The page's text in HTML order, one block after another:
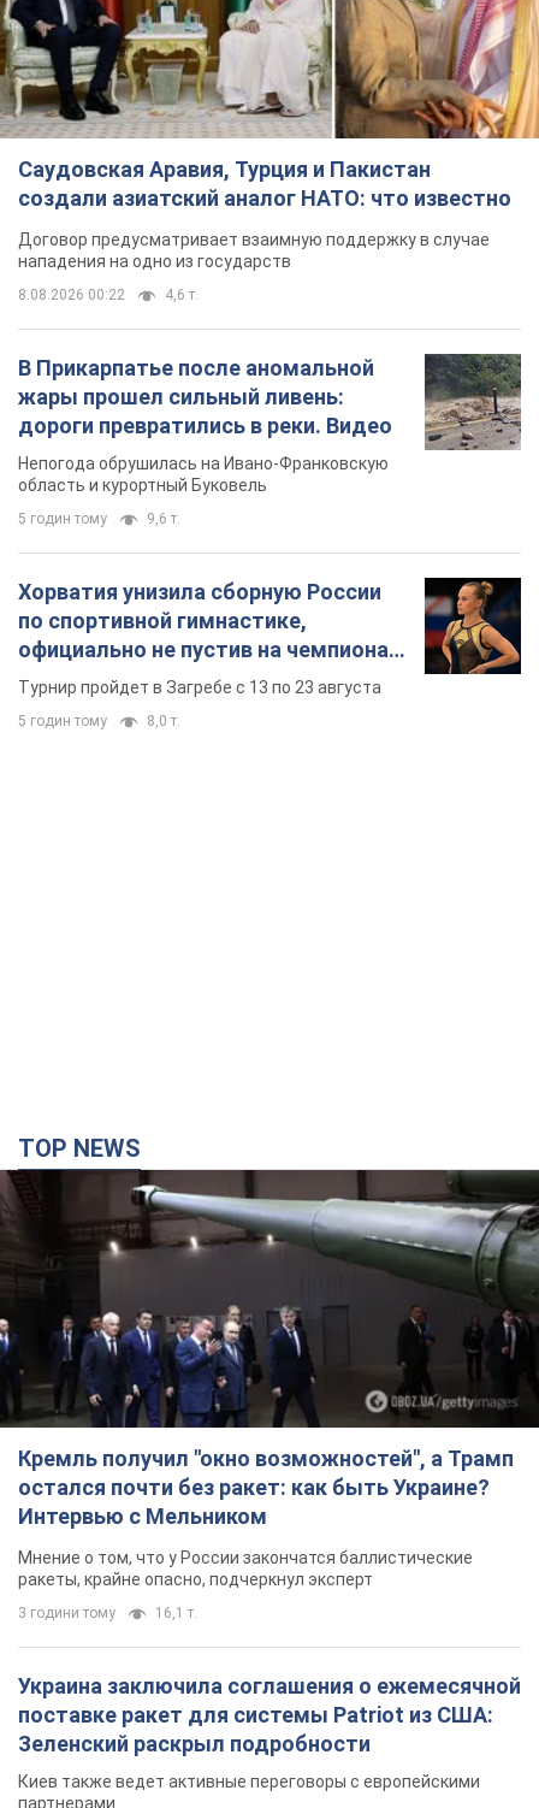
дороги превратились в реки. Видео
Непогода обрушилась на Ивано-Франковскую
область и курортный Буковель
5 годин тому 9,6 т.
Хорватия унизила сборную России
по спортивной гимнастике,
официально не пустив на чемпионат
Европы основных спортсменов
Турнир пройдет в Загребе с 13 по 23 августа
TOP NEWS
Мнение о том, что у России закончатся баллистические
ракеты, крайне опасно, подчеркнул эксперт
3 години тому 16,1 т.
Украина заключила соглашения о ежемесячной
поставке ракет для системы Patriot из США:
Зеленский раскрыл подробности
Киев также ведет активные переговоры с европейскими
партнерами
29 хвилин тому 543
В Германии фиксировали дроны над базой, где
ремонтируют системы Patriot – Tagesschau
Служба охраны зафиксировала шесть пролетов БПЛА